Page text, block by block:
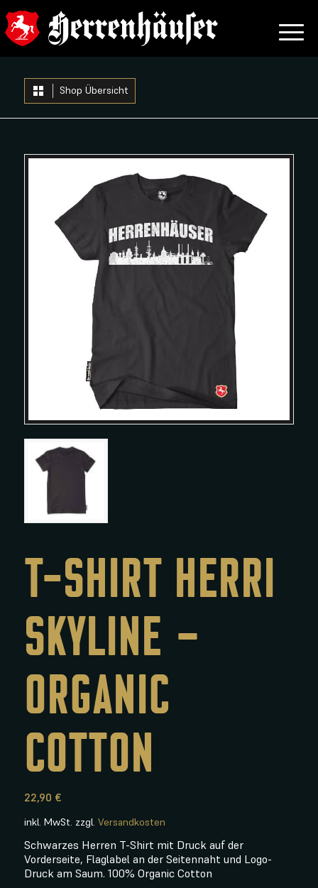
Shop Übersicht
T-SHIRT HERRI
SKYLINE –
ORGANIC
COTTON
22,90 €
inkl. MwSt. zzgl. Versandkosten
Schwarzes Herren T-Shirt mit Druck auf der
Vorderseite, Flaglabel an der Seitennaht und Logo-
Druck am Saum. 100% Organic Cotton